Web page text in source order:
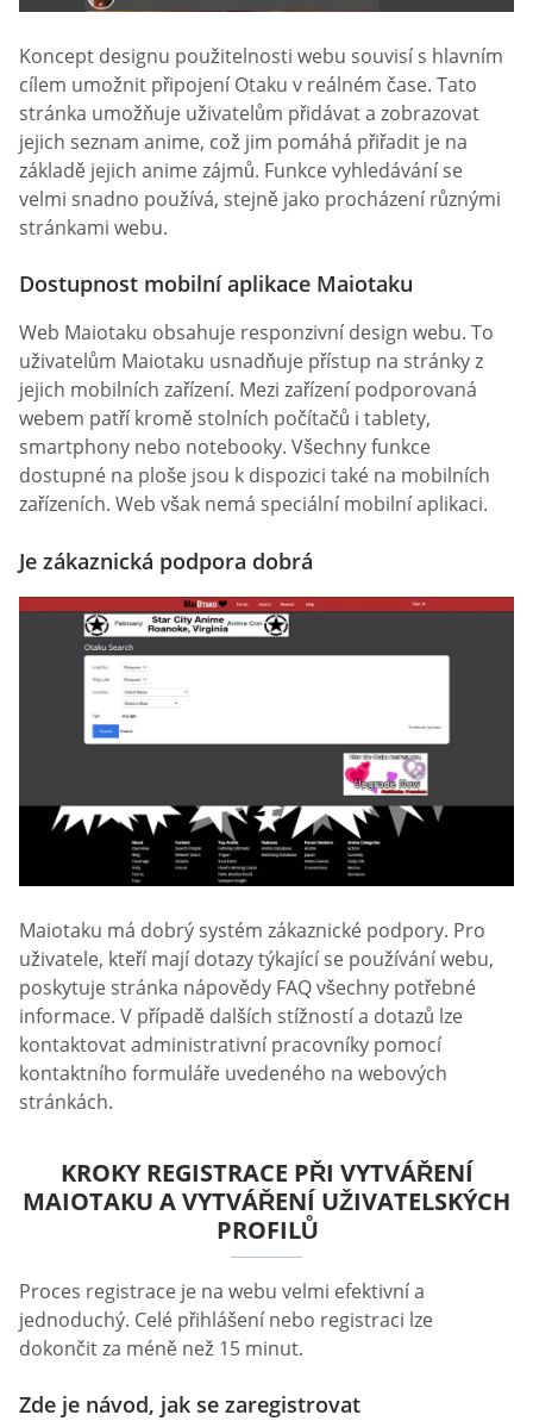
Koncept designu použitelnosti webu souvisí s hlavním
cílem umožnit připojení Otaku v reálném čase. Tato
stránka umožňuje uživatelům přidávat a zobrazovat
jejich seznam anime, což jim pomáhá přiřadit je na
základě jejich anime zájmů. Funkce vyhledávání se
velmi snadno používá, stejně jako procházení různými
stránkami webu.
Dostupnost mobilní aplikace Maiotaku
Web Maiotaku obsahuje responzivní design webu. To
uživatelům Maiotaku usnadňuje přístup na stránky z
jejich mobilních zařízení. Mezi zařízení podporovaná
webem patří kromě stolních počítačů i tablety,
smartphony nebo notebooky. Všechny funkce
dostupné na ploše jsou k dispozici také na mobilních
zařízeních. Web však nemá speciální mobilní aplikaci.
Je zákaznická podpora dobrá
Maiotaku má dobrý systém zákaznické podpory. Pro
uživatele, kteří mají dotazy týkající se používání webu,
poskytuje stránka nápovědy FAQ všechny potřebné
informace. V případě dalších stížností a dotazů lze
kontaktovat administrativní pracovníky pomocí
kontaktního formuláře uvedeného na webových
stránkách.
KROKY REGISTRACE PŘI VYTVÁŘENÍ
MAIOTAKU A VYTVÁŘENÍ UŽIVATELSKÝCH
PROFILŮ
Proces registrace je na webu velmi efektivní a
jednoduchý. Celé přihlášení nebo registraci lze
dokončit za méně než 15 minut.
Zde je návod, jak se zaregistrovat